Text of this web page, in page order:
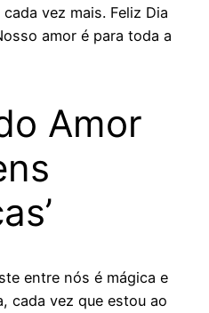
vez mais. Feliz Dia
amor é para toda a
Amor
entre nós é mágica e
cada vez que estou ao